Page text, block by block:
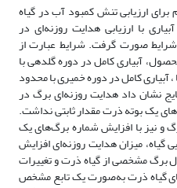
ارزیابی تنش کمبود آب در گیاه
با ارزیابی هدایت روزنه‌ای در
صورت گرفت. شرایط عبارت از
آبیاری کامل در دوره گلدهی با
آبیاری کامل در دوره خمیری با محدود
نشان داد هدایت روزنه‌ای برگ در
یک بوته ذرت مقدار ثابتی نداشت.
و نیز با افزایش شماره برگ‌های یک
میزان هدایت روزنه‌ای افزایش
برگ مشخصی از گیاه ذرت و تغییرات
گیاه ذرت به‌صورت یک تابع مشخص